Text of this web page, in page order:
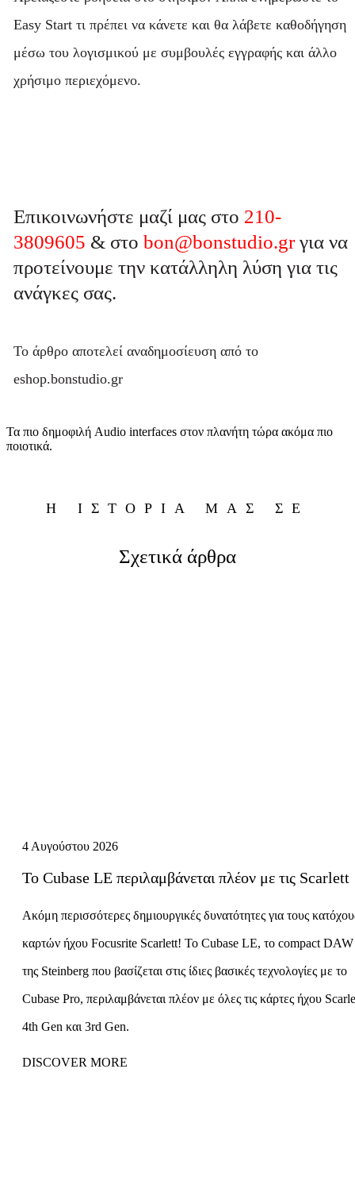
Easy Start τι πρέπει να κάνετε και θα λάβετε καθοδήγηση
μέσω του λογισμικού με συμβουλές εγγραφής και άλλο
χρήσιμο περιεχόμενο.
Επικοινωνήστε μαζί μας στο 210-
3809605 & στο bon@bonstudio.grγια να
προτείνουμε την κατάλληλη λύση για τις
ανάγκες σας.
Το άρθρο αποτελεί αναδημοσίευση από το
eshop.bonstudio.gr
Τα πιο δημοφιλή Audio interfaces στον πλανήτη τώρα ακόμα πιο
ποιοτικά.
Η ΙΣΤΟΡΙΑ ΜΑΣ ΣΕ
Σχετικά άρθρα
4 Αυγούστου 2026
Το Cubase LE περιλαμβάνεται πλέον με τις Scarlett
Ακόμη περισσότερες δημιουργικές δυνατότητες για τους
καρτών ήχου Focusrite Scarlett! Το Cubase LE, το compact DAW
της Steinberg που βασίζεται στις ίδιες βασικές τεχνολογίες με το
Cubase Pro, περιλαμβάνεται πλέον με όλες τις κάρτες ήχου
4th Gen και 3rd Gen.
DISCOVER MORE